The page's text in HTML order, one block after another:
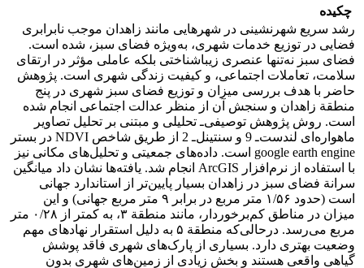
چکیده
رشد سریع شهرنشینی در شهرهایی مانند زاهدان موجب نابرابری
فضایی در توزیع خدمات شهری، به‌ویژه فضای سبز، شده است.
فضای سبز نه‌تنها عنصری زیباشناختی بلکه عاملی مؤثر در ارتقای
سلامت، تعاملات اجتماعی، و کیفیت زندگی شهری است. پژوهش
حاضر با هدف بررسی میزان و توزیع فضای سبز شهری در پنج
منطقة زاهدان و سنجش آن از منظر عدالت اجتماعی انجام شده
است. روش پژوهش توصیفی‌ـ تحلیلی و مبتنی بر تحلیل تصاویر
ماهواره‌ای لندست‌‌ـ 9 و سنتینل‌ـ 2 از طریق شاخص NDVI در بستر
google earth engine است. داده‌های جمعیتی و تحلیل‌های مکانی نیز
با استفاده از نرم‌افزار ArcGIS انجام شد. یافته‌ها نشان داد میانگین
سرانة فضای سبز در زاهدان بسیار پایین‌تر از استاندارد جهانی
است (حدود ۱/۵۶ متر مربع در برابر ۹ متر مربع جهانی) و این
میزان در مناطق کم‌برخوردار، مانند منطقة ۳، به کمتر از ۰/۲۸ متر
مربع می‌رسد. درحالی‌که منطقة ۵ به‌ دلیل استقرار نهادهای مهم
وضعیت بهتری دارد. بسیاری از پارک‌های شهری فاقد پوشش
گیاهی واقعی هستند و بخش زیادی از زمین‌های شهری بدون